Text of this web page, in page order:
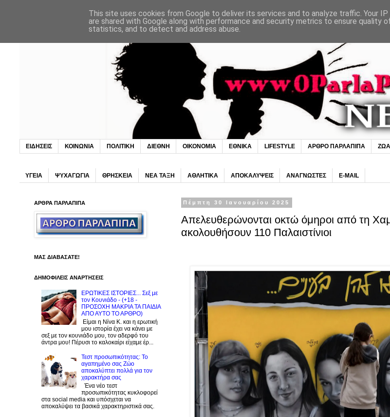
ΕΙΔΗΣΕΙΣ ΚΟΙΝΩΝΙΑ ΠΟΛΙΤΙΚΗ ΔΙΕΘΝΗ ΟΙΚΟΝΟΜΙΑ ΕΘΝΙΚΑ LIFESTYLE ΑΡΘΡΟ ΠΑΡΛΑΠΙΠΑ ΖΩΑ
ΥΓΕΙΑ ΨΥΧΑΓΩΓΙΑ ΘΡΗΣΚΕΙΑ ΝΕΑ ΤΑΞΗ ΑΘΛΗΤΙΚΑ ΑΠΟΚΑΛΥΨΕΙΣ ΑΝΑΓΝΩΣΤΕΣ E-MAIL
Πέμπτη 30 Ιανουαρίου 2025
Απελευθερώνονται οκτώ όμηροι από τη
ακολουθήσουν 110 Παλαιστίνιοι
ΑΡΘΡΑ ΠΑΡΛΑΠΙΠΑ
ΜΑΣ ΔΙΑΒΑΣΑΤΕ!
ΔΗΜΟΦΙΛΕΙΣ ΑΝΑΡΤΗΣΕΙΣ
ΕΡΩΤΙΚΕΣ ΙΣΤΟΡΙΕΣ... Σεξ με
τον Kουνιάδο - (+18 -
ΠΡΟΣΟΧΗ ΜΑΚΡΙΑ ΤΑ ΠΑΙΔΙΑ
ΑΠΟ ΑΥΤΟ ΤΟ ΑΡΘΡΟ)
Είμαι η Νίνα Κ. και η ερωτική
μου ιστορία έχει να κάνει με
σεξ με τον κουνιάδο μου, τον αδερφό του
άντρα μου! Πέρυσι το καλοκαίρι είχαμε έρ...
Τεστ προσωπικότητας: Το
αγαπημένο σας Zώο
αποκαλύπτει πολλά για τον
χαρακτήρα σας
Ένα νέο τεστ
προσωπικότητας κυκλοφορεί
στα social media και υπόσχεται να
αποκαλύψει τα βασικά χαρακτηριστικά σας.
This site uses cookies from Google to deliver its services and to analyze traffic. Your
are shared with Google along with performance and security metrics to ensure quality
statistics, and to detect and address abuse.